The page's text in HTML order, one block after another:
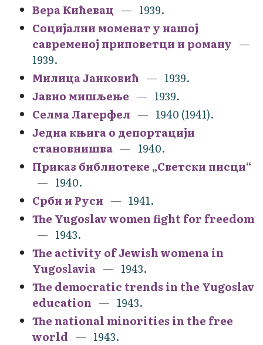
Вера Кићевац
1939.
Социјални моменат у нашој
савременој приповетци и роману
1939.
Милица Јанковић
1939.
Јавно мишљење
1939.
Селма Лагерфел
1940 (1941).
Једна књига о депортацији
становнишва
1940.
Приказ библиотеке „Светски писци“
1940.
Срби и Руси
1941.
The Yugoslav women fight for freedom
1943.
The activity of Jewish womena in
Yugoslavia
1943.
The democratic trends in the Yugoslav
education
1943.
The national minorities in the free
world
1943.